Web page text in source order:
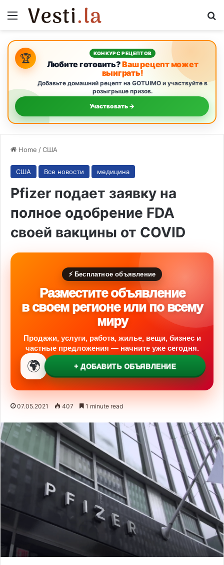
Menu
🏆 КОНКУРС РЕЦЕПТОВ
Любите готовить?Ваш рецепт может
выиграть!
Добавьте домашний рецепт на GOTUIMO и участвуйте в
розыгрыше призов.
Участвовать →
Home /США
США Все новости медицина
Pfizer подает заявку на
полное одобрение FDA
своей вакцины от COVID
⚡ Бесплатное объявление
Разместите объявление
в своем регионе или по всему
миру
Продажи, услуги, работа, жилье, вещи, бизнес и
частные предложения — начните уже сегодня.
🌍 + ДОБАВИТЬ ОБЪЯВЛЕНИЕ
07.05.2021 407 1 minute read